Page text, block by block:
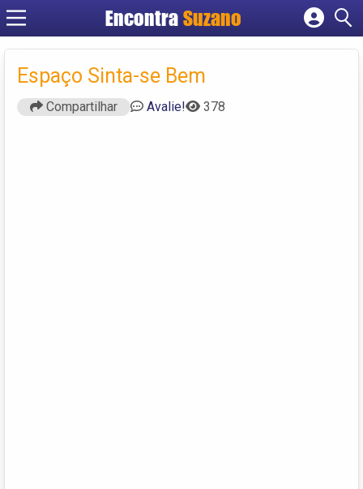
EncontraSuzano
Cadastrar empresa
Criar conta
Espaço Sinta-se Bem
Compartilhar Avalie! 378